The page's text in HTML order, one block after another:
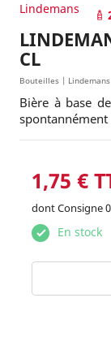
Lindemans
CL
Bouteilles | Lindemans
Bière à base
spontannément
1,75 €
dont Consigne
En stock